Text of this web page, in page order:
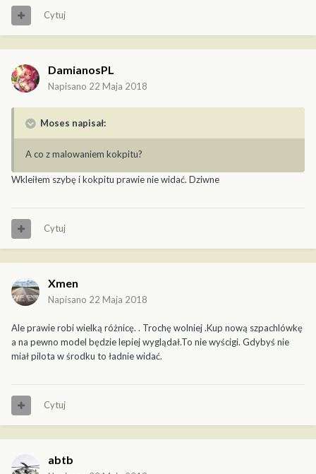
Cytuj
DamianosPL
Napisano 22 Maja 2018
Moses napisał:
A co z malowaniem kokpitu?
Wkleiłem szybę i kokpitu prawie nie widać. Dziwne
Cytuj
Xmen
Napisano 22 Maja 2018
Ale prawie robi wielką różnicę. . Trochę wolniej .Kup nową szpachlówkę
a na pewno model będzie lepiej wyglądał.To nie wyścigi. Gdybyś nie
miał pilota w środku to ładnie widać.
Cytuj
abtb